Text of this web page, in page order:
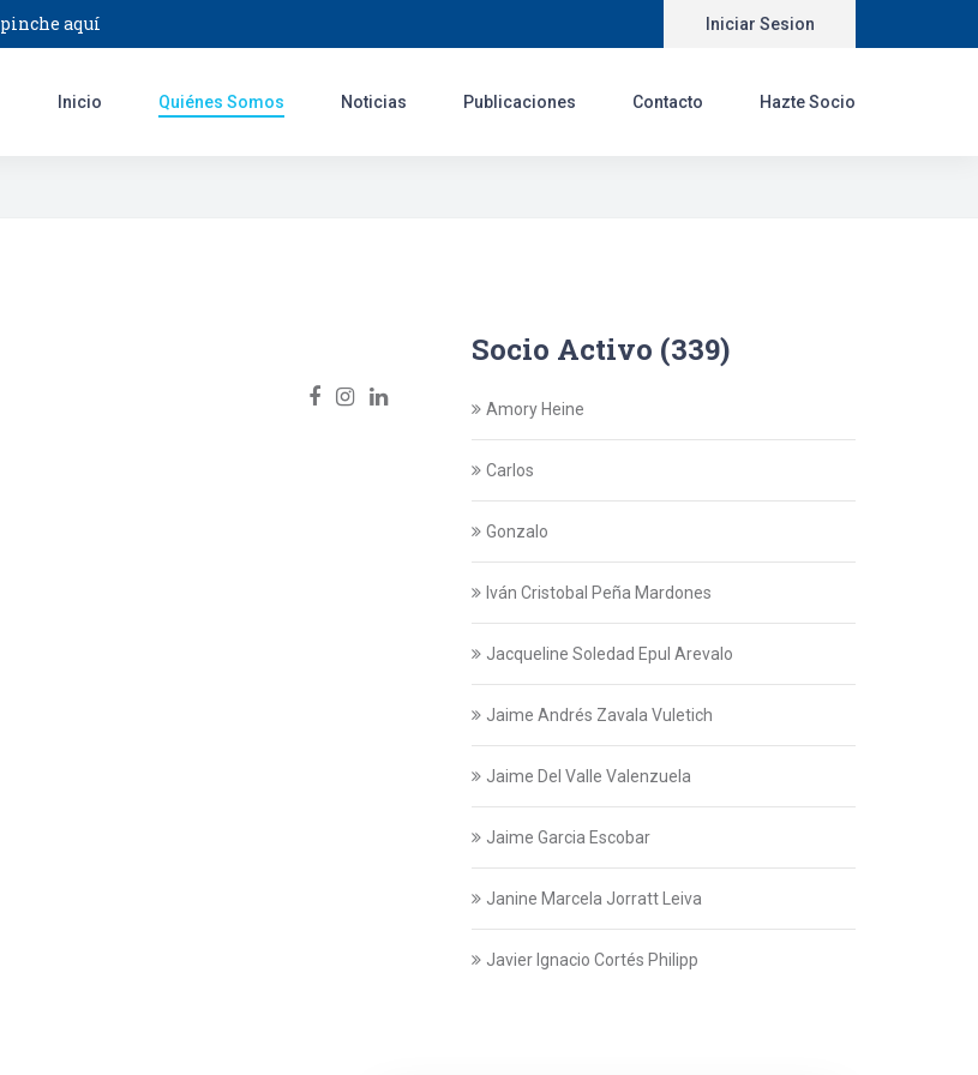
pinche aquí Iniciar Sesion
Inicio Quiénes Somos Noticias Publicaciones Contacto Hazte Socio
Socio Activo (339)
Amory Heine
Carlos
Gonzalo
Iván Cristobal Peña Mardones
Jacqueline Soledad Epul Arevalo
Jaime Andrés Zavala Vuletich
Jaime Del Valle Valenzuela
Jaime Garcia Escobar
Janine Marcela Jorratt Leiva
Javier Ignacio Cortés Philipp